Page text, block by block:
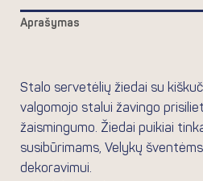
Aprašymas
Stalo servetėlių žiedai su
valgomojo stalui žavingo
žaismingumo. Žiedai puikiai
susibūrimams, Velykų
dekoravimui.